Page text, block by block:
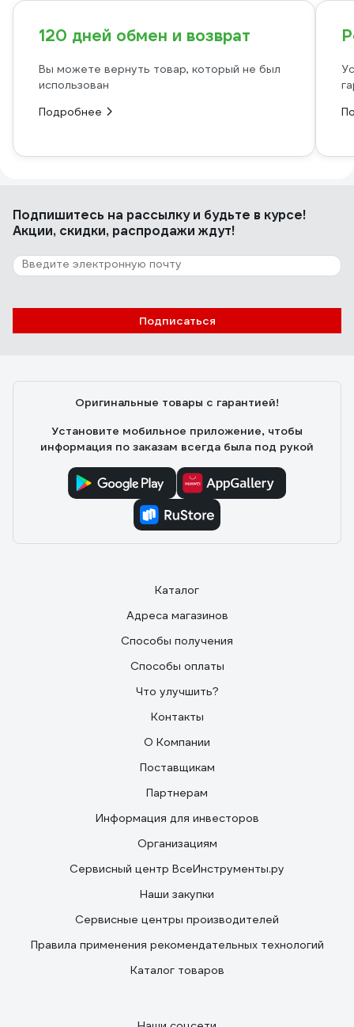
120 дней обмен и возврат
Вы можете вернуть товар, который не был
использован
Подробнее
Подпишитесь на рассылкуи будьте в курсе!
Акции, скидки, распродажи ждут!
Подписаться
Оригинальные товары с гарантией!
Установите мобильное приложение, чтобы
информация по заказам всегда была под рукой
Каталог
Адреса магазинов
Способы получения
Способы оплаты
Что улучшить?
Контакты
О Компании
Поставщикам
Партнерам
Информация для инвесторов
Организациям
Сервисный центр ВсеИнструменты.ру
Наши закупки
Сервисные центры производителей
Правила применения рекомендательных технологий
Каталог товаров